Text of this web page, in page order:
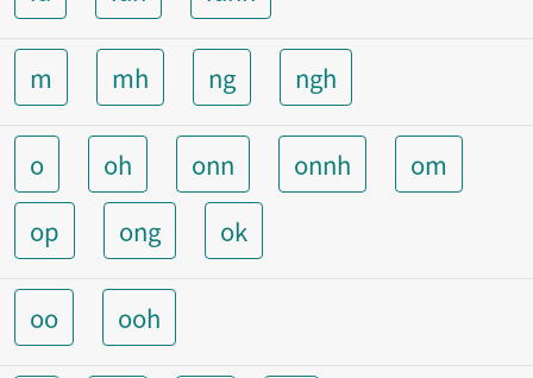
m mh ng ngh
o oh onn onnh
om
op
ong ok
oo ooh